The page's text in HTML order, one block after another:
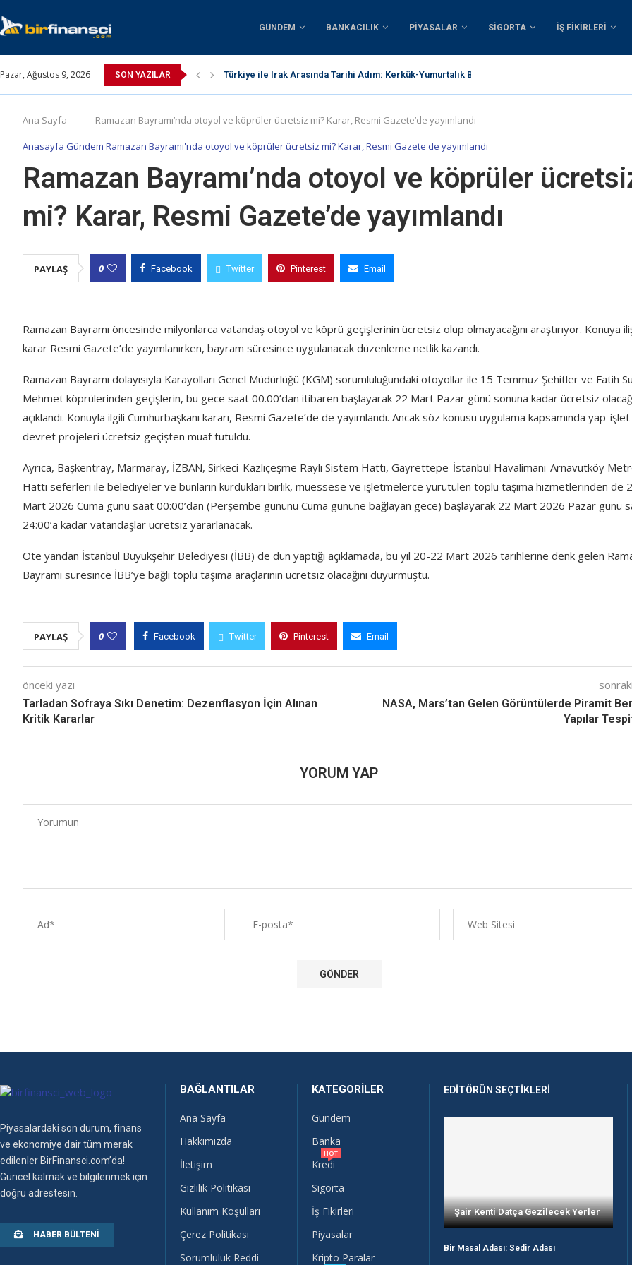
GÜNDEM BANKACILIK PIYASALAR SIGORTA İŞ FIKIRLERI
Pazar, Ağustos 9, 2026 SON YAZILAR Türkiye ile Irak Arasında Tarihi Adım: Kerkük-Yumurtalık Boru Hattı İçin 1...
Ana Sayfa - Ramazan Bayramı’nda otoyol ve köprüler ücretsiz mi? Karar, Resmi Gazete’de yayımlandı
Anasayfa Gündem Ramazan Bayramı'nda otoyol ve köprüler ücretsiz mi? Karar, Resmi Gazete'de yayımlandı
Ramazan Bayramı’nda otoyol ve köprüler
mi? Karar, Resmi Gazete’de yayımlandı
PAYLAŞ 0 Facebook Twitter Pinterest Email
Ramazan Bayramı öncesinde milyonlarca vatandaş otoyol ve köprü geçişlerinin ücretsiz olup olmayacağını araştırıyor. Konuya
karar Resmi Gazete’de yayımlanırken, bayram süresince uygulanacak düzenleme netlik kazandı.
Ramazan Bayramı dolayısıyla Karayolları Genel Müdürlüğü (KGM) sorumluluğundaki otoyollar ile 15 Temmuz Şehitler ve Fatih
Mehmet köprülerinden geçişlerin, bu gece saat 00.00’dan itibaren başlayarak 22 Mart Pazar günü sonuna kadar ücretsiz
açıklandı. Konuyla ilgili Cumhurbaşkanı kararı, Resmi Gazete’de de yayımlandı. Ancak söz konusu uygulama kapsamında yap-
devret projeleri ücretsiz geçişten muaf tutuldu.
Ayrıca, Başkentray, Marmaray, İZBAN, Sirkeci-Kazlıçeşme Raylı Sistem Hattı, Gayrettepe-İstanbul Havalimanı-Arnavutköy
Hattı seferleri ile belediyeler ve bunların kurdukları birlik, müessese ve işletmelerce yürütülen toplu taşıma hizmetlerinden de
Mart 2026 Cuma günü saat 00:00’dan (Perşembe gününü Cuma gününe bağlayan gece) başlayarak 22 Mart 2026 Pazar günü
24:00’a kadar vatandaşlar ücretsiz yararlanacak.
Öte yandan İstanbul Büyükşehir Belediyesi (İBB) de dün yaptığı açıklamada, bu yıl 20-22 Mart 2026 tarihlerine denk gelen
Bayramı süresince İBB’ye bağlı toplu taşıma araçlarının ücretsiz olacağını duyurmuştu.
PAYLAŞ 0 Facebook Twitter Pinterest Email
önceki yazı
Tarladan Sofraya Sıkı Denetim: Dezenflasyon İçin Alınan
Kritik Kararlar
NASA, Mars’tan Gelen Görüntülerde Piramit
Yapılar
YORUM YAP
Piyasalardaki son durum, finans
ve ekonomiye dair tüm merak
edilenler BirFinansci.com’da!
Güncel kalmak ve bilgilenmek için
doğru adrestesin.
HABER BÜLTENI
BAĞLANTILAR
Ana Sayfa
Hakkımızda
İletişim
Gizlilik Politikası
Kullanım Koşulları
Çerez Politikası
Sorumluluk Reddi
KATEGORILER
Gündem
Banka
Kredi
HOT
Sigorta
İş Fikirleri
Piyasalar
Kripto Paralar
EDITÖRÜN SEÇTIKLERI
Şair Kenti Datça Gezilecek Yerler
Bir Masal Adası: Sedir Adası